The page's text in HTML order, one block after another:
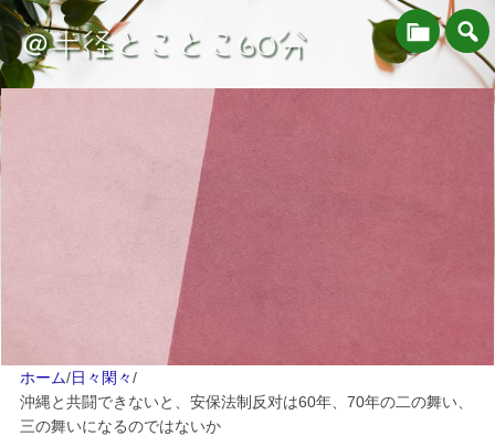
＠半径とことこ60分
ホーム/日々閑々/
沖縄と共闘できないと、安保法制反对は60年、70年の二の舞い、
三の舞いになるのではないか